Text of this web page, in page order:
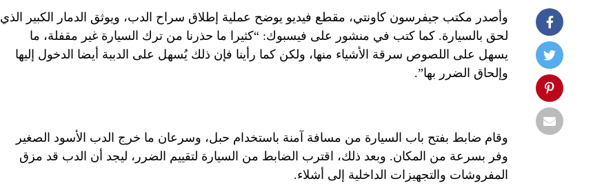
وأصدر مكتب جيفرسون كاونتي، مقطع فيديو يوضح عملية إطلاق سراح الدب، ويوثق الدمار الكبير الذي
لحق بالسيارة. كما كتب في منشور على فيسبوك: “كثيرا ما حذرنا من ترك السيارة غير مقفلة، ما
يسهل على اللصوص سرقة الأشياء منها، ولكن كما رأينا فإن ذلك يُسهل على الدببة أيضا الدخول إليها
وإلحاق الضرر بها”.
وقام ضابط بفتح باب السيارة من مسافة آمنة باستخدام حبل، وسرعان ما خرج الدب الأسود الصغير
وفر بسرعة من المكان. وبعد ذلك، اقترب الضابط من السيارة لتقييم الضرر، ليجد أن الدب قد مزق
المفروشات والتجهيزات الداخلية إلى أشلاء.